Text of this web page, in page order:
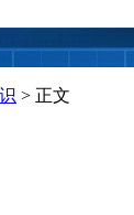
> 正文